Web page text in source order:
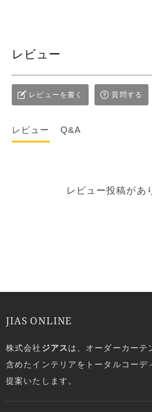
レビュー
レビューを書く 質問する
レビュー Q&A
レビュー投稿があ
JIAS ONLINE
株式会社 ジアスは、オーダーカーテ
含めたインテリアをトータルコーデ
提案いたします。